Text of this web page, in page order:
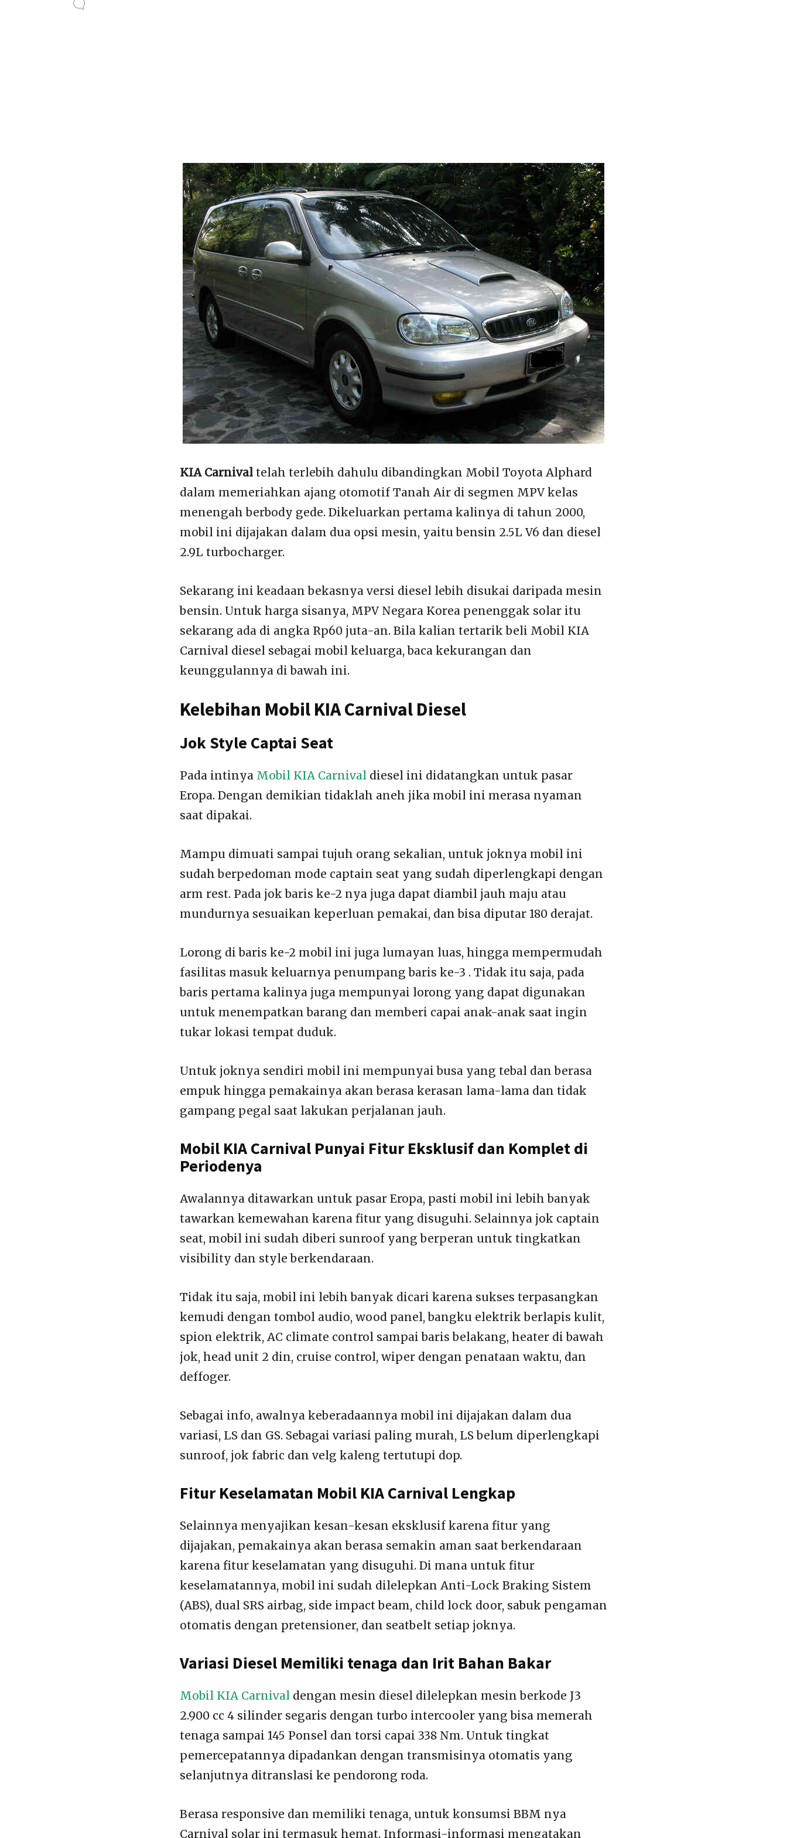
KIA Carnival telah terlebih dahulu dibandingkan Mobil Toyota Alphard
dalam memeriahkan ajang otomotif Tanah Air di segmen MPV kelas
menengah berbody gede. Dikeluarkan pertama kalinya di tahun 2000,
mobil ini dijajakan dalam dua opsi mesin, yaitu bensin 2.5L V6 dan diesel
2.9L turbocharger.
Sekarang ini keadaan bekasnya versi diesel lebih disukai daripada mesin
bensin. Untuk harga sisanya, MPV Negara Korea penenggak solar itu
sekarang ada di angka Rp60 juta-an. Bila kalian tertarik beli Mobil KIA
Carnival diesel sebagai mobil keluarga, baca kekurangan dan
keunggulannya di bawah ini.
Kelebihan Mobil KIA Carnival Diesel
Jok Style Captai Seat
Pada intinya Mobil KIA Carnival diesel ini didatangkan untuk pasar
Eropa. Dengan demikian tidaklah aneh jika mobil ini merasa nyaman
saat dipakai.
Mampu dimuati sampai tujuh orang sekalian, untuk joknya mobil ini
sudah berpedoman mode captain seat yang sudah diperlengkapi dengan
arm rest. Pada jok baris ke-2 nya juga dapat diambil jauh maju atau
mundurnya sesuaikan keperluan pemakai, dan bisa diputar 180 derajat.
Lorong di baris ke-2 mobil ini juga lumayan luas, hingga mempermudah
fasilitas masuk keluarnya penumpang baris ke-3 . Tidak itu saja, pada
baris pertama kalinya juga mempunyai lorong yang dapat digunakan
untuk menempatkan barang dan memberi capai anak-anak saat ingin
tukar lokasi tempat duduk.
Untuk joknya sendiri mobil ini mempunyai busa yang tebal dan berasa
empuk hingga pemakainya akan berasa kerasan lama-lama dan tidak
gampang pegal saat lakukan perjalanan jauh.
Mobil KIA Carnival Punyai Fitur Eksklusif dan Komplet di
Periodenya
Awalannya ditawarkan untuk pasar Eropa, pasti mobil ini lebih banyak
tawarkan kemewahan karena fitur yang disuguhi. Selainnya jok captain
seat, mobil ini sudah diberi sunroof yang berperan untuk tingkatkan
visibility dan style berkendaraan.
Tidak itu saja, mobil ini lebih banyak dicari karena sukses terpasangkan
kemudi dengan tombol audio, wood panel, bangku elektrik berlapis kulit,
spion elektrik, AC climate control sampai baris belakang, heater di bawah
jok, head unit 2 din, cruise control, wiper dengan penataan waktu, dan
deffoger.
Sebagai info, awalnya keberadaannya mobil ini dijajakan dalam dua
variasi, LS dan GS. Sebagai variasi paling murah, LS belum diperlengkapi
sunroof, jok fabric dan velg kaleng tertutupi dop.
Fitur Keselamatan Mobil KIA Carnival Lengkap
Selainnya menyajikan kesan-kesan eksklusif karena fitur yang
dijajakan, pemakainya akan berasa semakin aman saat berkendaraan
karena fitur keselamatan yang disuguhi. Di mana untuk fitur
keselamatannya, mobil ini sudah dilelepkan Anti-Lock Braking Sistem
(ABS), dual SRS airbag, side impact beam, child lock door, sabuk pengaman
otomatis dengan pretensioner, dan seatbelt setiap joknya.
Variasi Diesel Memiliki tenaga dan Irit Bahan Bakar
Mobil KIA Carnival dengan mesin diesel dilelepkan mesin berkode J3
2.900 cc 4 silinder segaris dengan turbo intercooler yang bisa memerah
tenaga sampai 145 Ponsel dan torsi capai 338 Nm. Untuk tingkat
pemercepatannya dipadankan dengan transmisinya otomatis yang
selanjutnya ditranslasi ke pendorong roda.
Berasa responsive dan memiliki tenaga, untuk konsumsi BBM nya
Carnival solar ini termasuk hemat. Informasi-informasi mengatakan